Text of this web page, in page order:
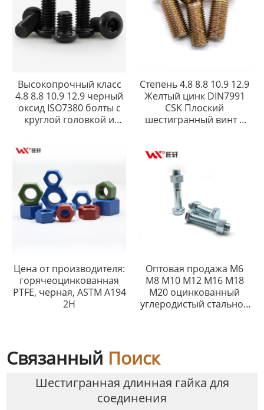
Высокопрочный класс
4.8 8.8 10.9 12.9 черный
оксид ISO7380 болты с
круглой головкой и
Степень 4.8 8.8 10.9 12.9
Желтый цинк DIN7991
CSK Плоский
шестигранный винт с
углублением под ключ
Винт с головкой CSK
Цена от производителя:
горячеоцинкованная
PTFE, черная, ASTM A194
2H
Оптовая продажа M6
M8 M10 M12 M16 M18
M20 оцинкованный
углеродистый стальной
Связанный Поиск
Шестигранная длинная гайка для
соединения